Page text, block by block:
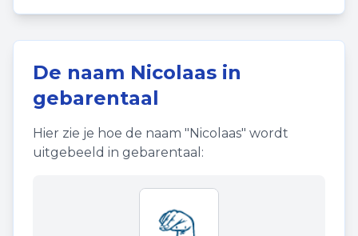
De naam Nicolaas in
gebarentaal
Hier zie je hoe de naam "Nicolaas" wordt
uitgebeeld in gebarentaal: